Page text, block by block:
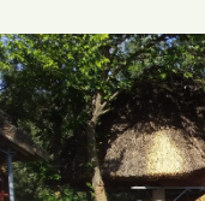
Produs Acasă